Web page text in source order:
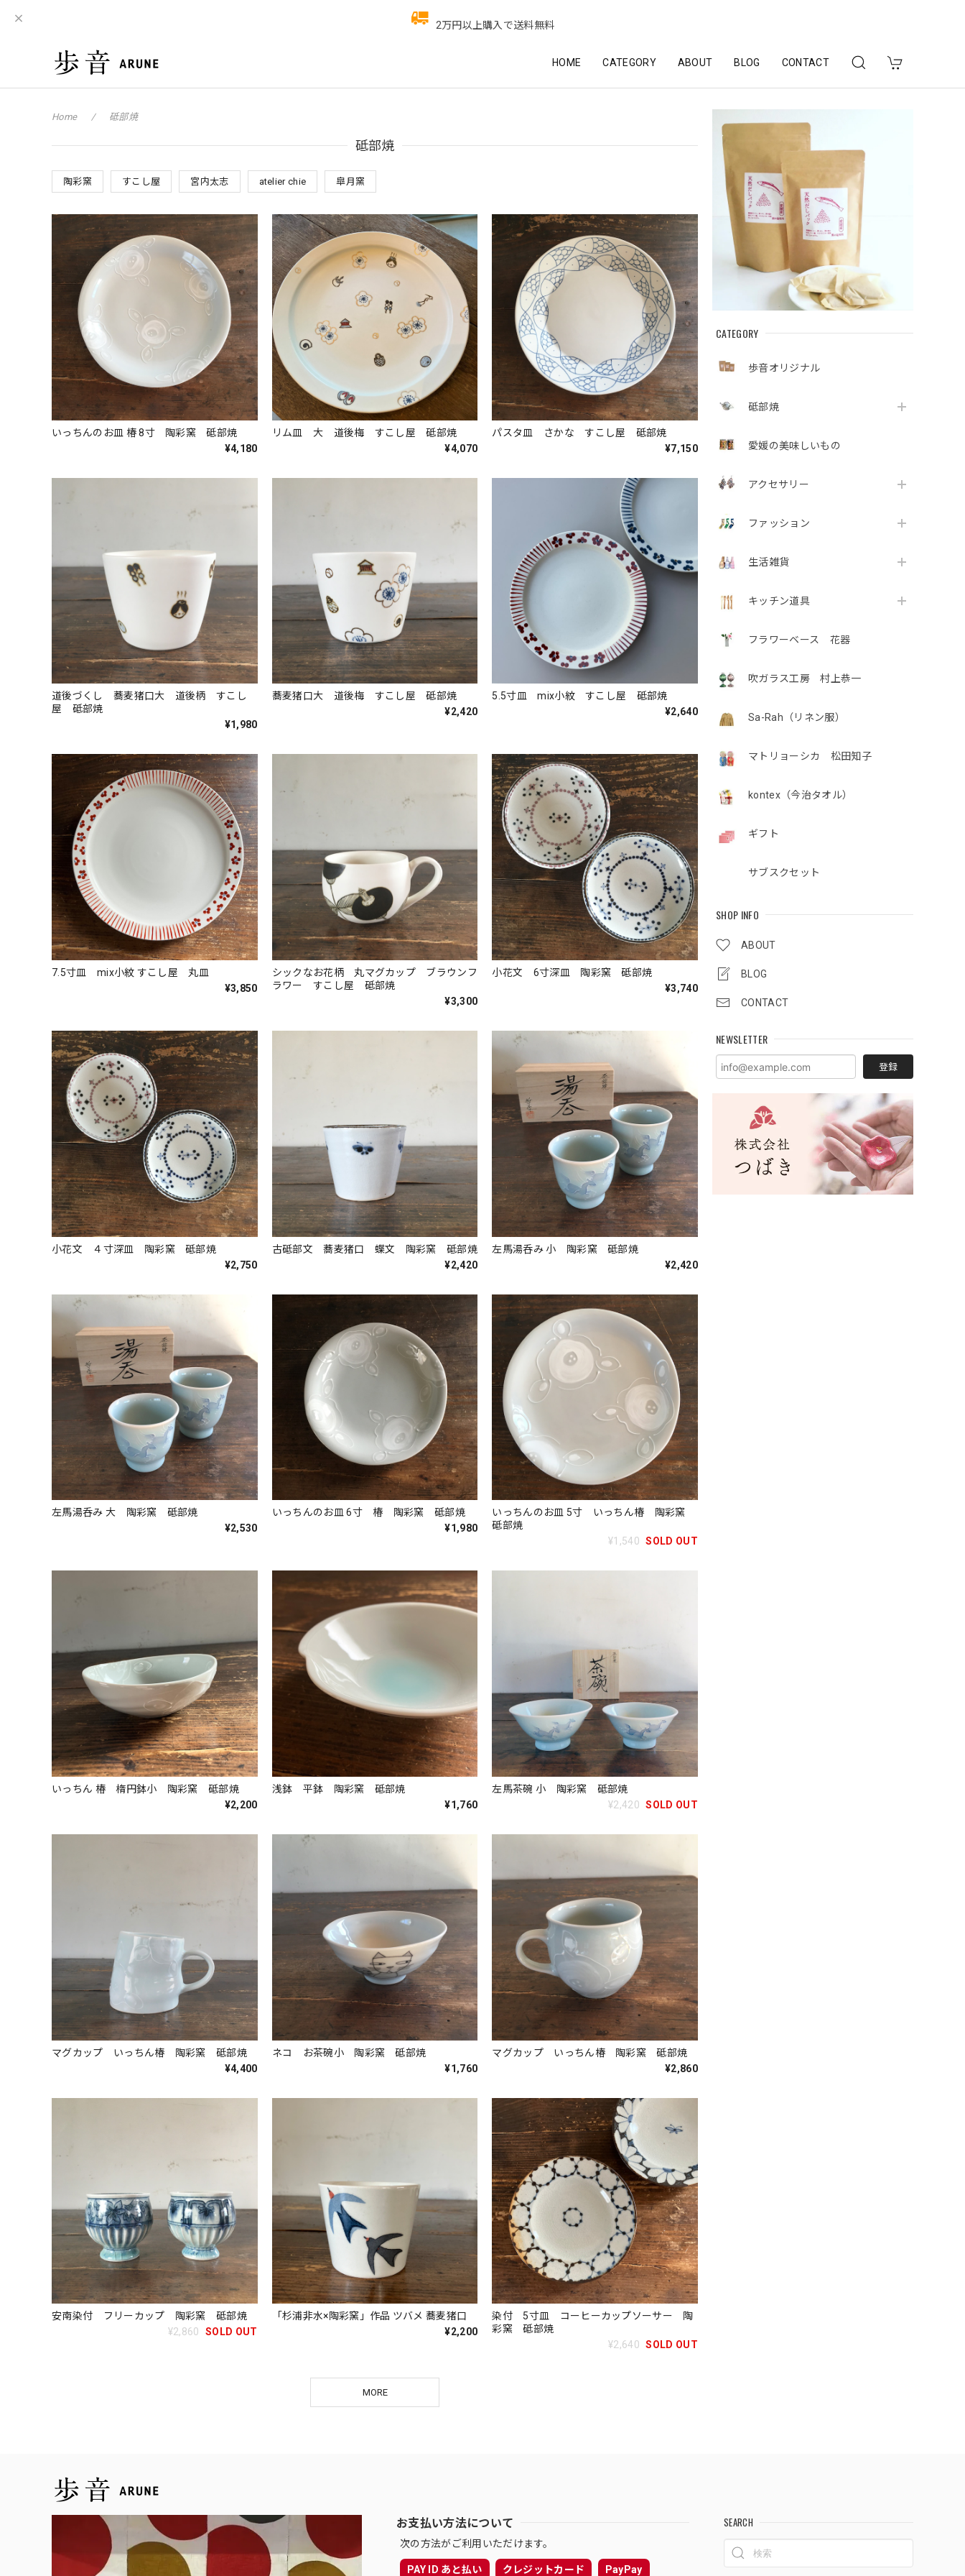
2万円以上購入で送料無料
HOME CATEGORY ABOUT BLOG CONTACT
CATEGORY
歩音オリジナル
砥部焼
愛媛の美味しいもの
アクセサリー
ファッション
生活雑貨
キッチン道具
フラワーベース 花器
吹ガラス工房 村上恭一
Sa-Rah（リネン服）
マトリョーシカ 松田知子
kontex（今治タオル）
ギフト
サブスクセット
SHOP INFO
ABOUT
BLOG
CONTACT
NEWSLETTER
登録
Home 砥部焼
砥部焼
陶彩窯 すこし屋 宮内太志 atelier chie 皐月窯
いっちんのお皿 椿 8寸 陶彩窯 砥部焼
¥4,180
リム皿 大 道後梅 すこし屋 砥部焼
¥4,070
パスタ皿 さかな すこし屋 砥部焼
¥7,150
道後づくし 蕎麦猪口大 道後柄 すこし
屋 砥部焼
¥1,980
蕎麦猪口大 道後梅 すこし屋 砥部焼
¥2,420
5.5寸皿 mix小紋 すこし屋 砥部焼
¥2,640
7.5寸皿 mix小紋 すこし屋 丸皿
¥3,850
シックなお花柄 丸マグカップ ブラウンフ
ラワー すこし屋 砥部焼
¥3,300
小花文 6寸深皿 陶彩窯 砥部焼
¥3,740
小花文 ４寸深皿 陶彩窯 砥部焼
¥2,750
古砥部文 蕎麦猪口 蝶文 陶彩窯 砥部焼
¥2,420
左馬湯呑み 小 陶彩窯 砥部焼
¥2,420
左馬湯呑み 大 陶彩窯 砥部焼
¥2,530
いっちんのお皿 6寸 椿 陶彩窯 砥部焼
¥1,980
いっちんのお皿 5寸 いっちん椿 陶彩窯
砥部焼
¥1,540 SOLD OUT
いっちん 椿 楕円鉢小 陶彩窯 砥部焼
¥2,200
浅鉢 平鉢 陶彩窯 砥部焼
¥1,760
左馬茶碗 小 陶彩窯 砥部焼
¥2,420 SOLD OUT
マグカップ いっちん椿 陶彩窯 砥部焼
¥4,400
ネコ お茶碗小 陶彩窯 砥部焼
¥1,760
マグカップ いっちん椿 陶彩窯 砥部焼
¥2,860
安南染付 フリーカップ 陶彩窯 砥部焼
¥2,860
SOLD OUT
「杉浦非水×陶彩窯」作品 ツバメ 蕎麦猪口
¥2,200
染付 5寸皿 コーヒーカップソーサー 陶
彩窯 砥部焼
¥2,640 SOLD OUT
MORE
お支払い方法について
次の方法がご利用いただけます。
PAY ID あと払い クレジットカード PayPay
SEARCH